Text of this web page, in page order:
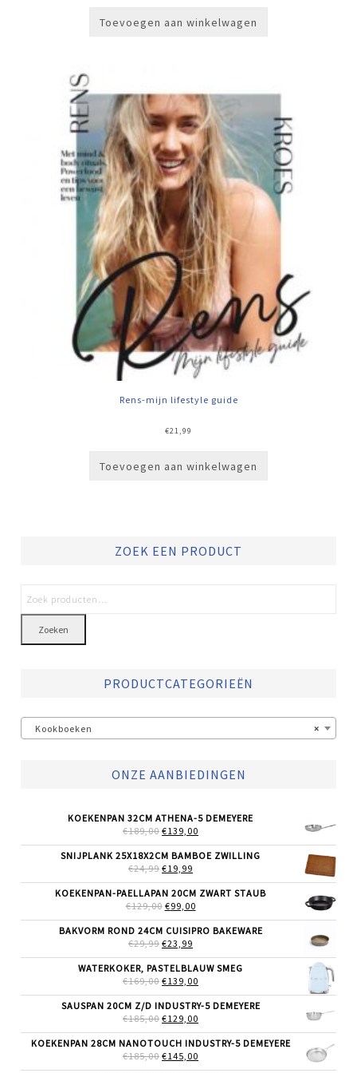
Toevoegen aan winkelwagen
Rens-mijn lifestyle guide
€21,99
Toevoegen aan winkelwagen
ZOEK EEN PRODUCT
Zoeken
PRODUCTCATEGORIEËN
×
Kookboeken
ONZE AANBIEDINGEN
KOEKENPAN 32CM ATHENA-5 DEMEYERE
€189,00 OORSPRONKELIJKE
WAS:
€189,00.
€139,00
IS:
SNIJPLANK 25X18X2CM BAMBOE ZWILLING
€24,99 OORSPRONKELIJKE
WAS:
€24,99.
€19,99
IS:
€19,99.
KOEKENPAN-PAELLAPAN 20CM ZWART STAUB
€129,00 OORSPRONKELIJKE
WAS:
€129,00.
€99,00HUIDIGE
IS:
BAKVORM ROND 24CM CUISIPRO BAKEWARE
€29,99 OORSPRONKELIJKE
WAS:
€29,99.
€23,99
IS:
€23,99.
WATERKOKER, PASTELBLAUW SMEG
€169,00 OORSPRONKELIJKE
WAS:
€169,00.
€139,00
IS:
SAUSPAN 20CM Z/D INDUSTRY-5 DEMEYERE
€185,00 OORSPRONKELIJKE
WAS:
€185,00.
€129,00
IS:
KOEKENPAN 28CM NANOTOUCH INDUSTRY-5 DEMEYERE
€185,00 OORSPRONKELIJKE
€145,00